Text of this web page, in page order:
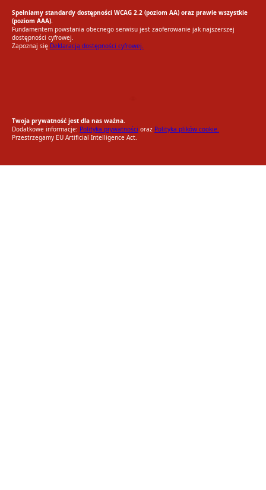
Spełniamy standardy dostępności WCAG 2.2 (poziom AA) oraz prawie wszystkie
(poziom AAA).
Fundamentem powstania obecnego serwisu jest zaoferowanie jak najszerszej
dostępności cyfrowej.
Zapoznaj się Deklaracją dostępności cyfrowej.
Twoja prywatność jest dla nas ważna.
Dodatkowe informacje: Polityka prywatności oraz Polityka plików cookie.
Przestrzegamy EU Artificial Intelligence Act.